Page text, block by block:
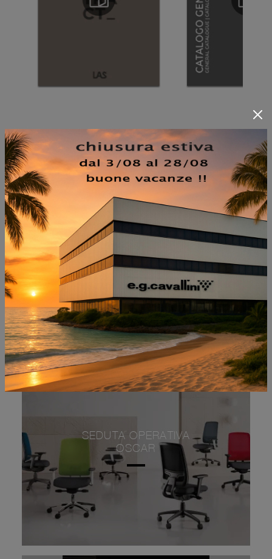
NON PERDERTI ANCHE:
EXPO LIGHT QX LX
SEDUTA OPERATIVA
OSCAR